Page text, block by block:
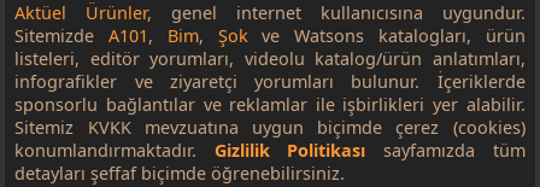
Aktüel Ürünler, genel internet kullanıcısına uygundur.
SitemizdeA101, Bim, Şokve Watsons katalogları, ürün
listeleri, editör yorumları, videolu katalog/ürün anlatımları,
infografikler ve ziyaretçi yorumları bulunur. İçeriklerde
sponsorlu bağlantılar ve reklamlar ile işbirlikleri yer alabilir.
Sitemiz KVKK mevzuatına uygun biçimde çerez (cookies)
konumlandırmaktadır. Gizlilik Politikası sayfamızda tüm
detayları şeffaf biçimde öğrenebilirsiniz.